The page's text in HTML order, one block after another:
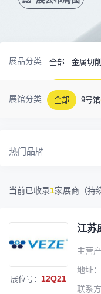
展品分类 全部 金属切
金属成型机床
展馆分类 全部 9号馆
热门品牌
当前已收录1家展商（持
展位号：12Q21
江苏
主营产
地址：
联系方